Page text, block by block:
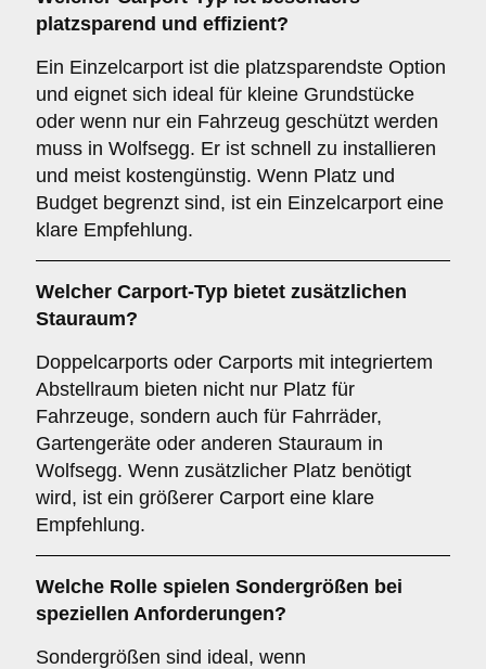
platzsparend und effizient?
Ein Einzelcarport ist die platzsparendste Option
und eignet sich ideal für kleine Grundstücke
oder wenn nur ein Fahrzeug geschützt werden
muss in Wolfsegg. Er ist schnell zu installieren
und meist kostengünstig. Wenn Platz und
Budget begrenzt sind, ist ein Einzelcarport eine
klare Empfehlung.
Welcher Carport-Typ bietet zusätzlichen
Stauraum?
Doppelcarports oder Carports mit integriertem
Abstellraum bieten nicht nur Platz für
Fahrzeuge, sondern auch für Fahrräder,
Gartengeräte oder anderen Stauraum in
Wolfsegg. Wenn zusätzlicher Platz benötigt
wird, ist ein größerer Carport eine klare
Empfehlung.
Welche Rolle spielen Sondergrößen bei
speziellen Anforderungen?
Sondergrößen sind ideal, wenn